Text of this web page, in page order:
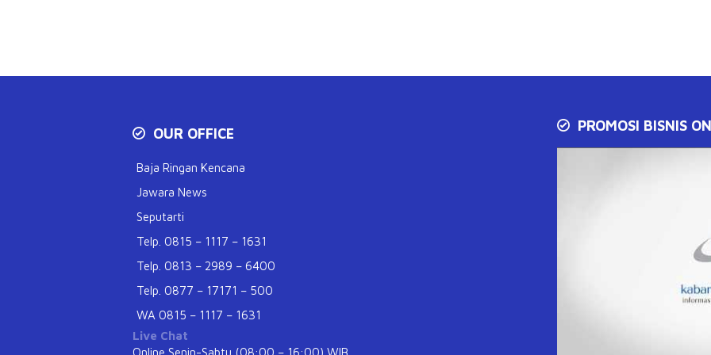
OUR OFFICE
Baja Ringan Kencana
Jawara News
Seputarti
Telp. 0815 – 1117 – 1631
Telp. 0813 – 2989 – 6400
Telp. 0877 – 17171 – 500
WA 0815 – 1117 – 1631
Live Chat
PROMOSI BISNIS